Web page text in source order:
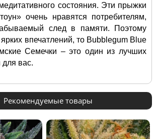
состояния. Эти прыжки
очень нравятся потребителям,
след в памяти. Поэтому
впечатлений, то Bubblegum Blue
Семечки – это один из лучших
для вас.
Рекомендуемые товары